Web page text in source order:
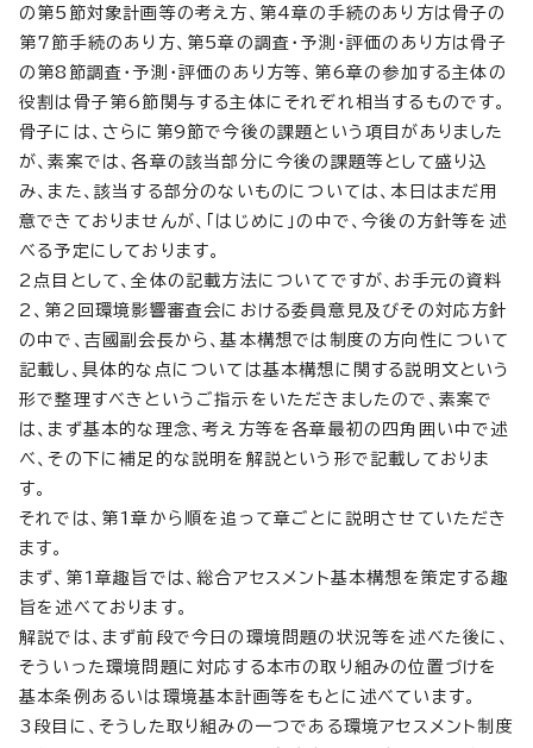
の第5節対象計画等の考え方、第4章の手続のあり方は骨子の
第7節手続のあり方、第5章の調査・予測・評価のあり方は骨子
の第8節調査・予測・評価のあり方等、第6章の参加する主体の
役割は骨子第6節関与する主体にそれぞれ相当するものです。
骨子には、さらに第9節で今後の課題という項目がありました
が、素案では、各章の該当部分に今後の課題等として盛り込
み、また、該当する部分のないものについては、本日はまだ用
意できておりませんが、「はじめに」の中で、今後の方針等を述
べる予定にしております。
2点目として、全体の記載方法についてですが、お手元の資料
2、第2回環境影響審査会における委員意見及びその対応方針
の中で、吉國副会長から、基本構想では制度の方向性について
記載し、具体的な点については基本構想に関する説明文という
形で整理すべきというご指示をいただきましたので、素案で
は、まず基本的な理念、考え方等を各章最初の四角囲い中で述
べ、その下に補足的な説明を解説という形で記載しておりま
す。
それでは、第1章から順を追って章ごとに説明させていただき
ます。
まず、第1章趣旨では、総合アセスメント基本構想を策定する趣
旨を述べております。
解説では、まず前段で今日の環境問題の状況等を述べた後に、
そういった環境問題に対応する本市の取り組みの位置づけを
基本条例あるいは環境基本計画等をもとに述べています。
3段目に、そうした取り組みの一つである環境アセスメント制度